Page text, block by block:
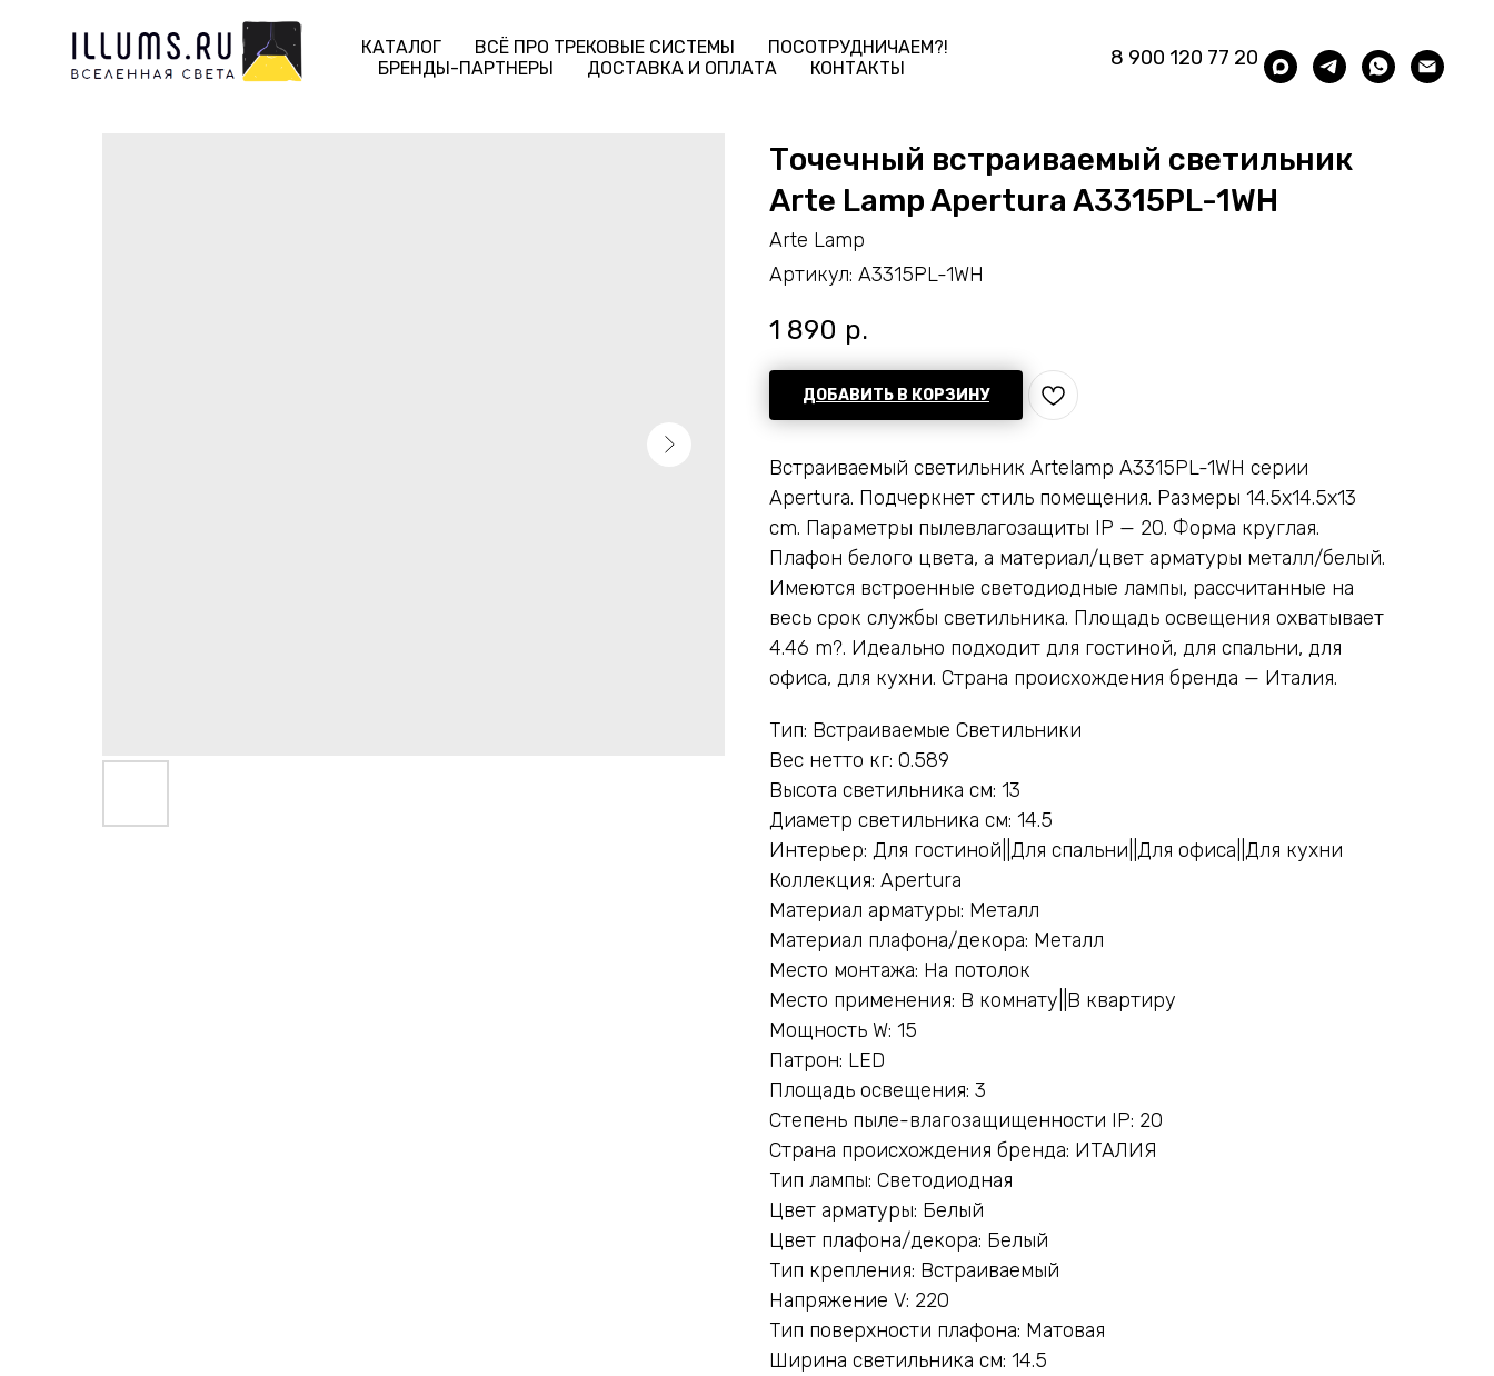
КАТАЛОГ ВСЁ ПРО ТРЕКОВЫЕ СИСТЕМЫ
ПОСОТРУДНИЧАЕМ?!
БРЕНДЫ-ПАРТНЕРЫ
ДОСТАВКА И ОПЛАТА КОНТАКТЫ 8 900 120 77 20
Точечный встраиваемый светильник
Arte Lamp Apertura A3315PL-1WH
Arte Lamp
Артикул: A3315PL-1WH
1 890 р.
ДОБАВИТЬ В КОРЗИНУ
Встраиваемый светильник Artelamp A3315PL-1WH серии
Apertura. Подчеркнет стиль помещения. Размеры 14.5x14.5x13
cm. Параметры пылевлагозащиты IP — 20. Форма круглая.
Плафон белого цвета, а материал/цвет арматуры металл/белый.
Имеются встроенные светодиодные лампы, рассчитанные на
весь срок службы светильника. Площадь освещения охватывает
4.46 m?. Идеально подходит для гостиной, для спальни, для
офиса, для кухни. Страна происхождения бренда — Италия.
Тип: Встраиваемые Светильники
Вес нетто кг: 0.589
Высота светильника см: 13
Диаметр светильника см: 14.5
Интерьер: Для гостиной||Для спальни||Для офиса||Для кухни
Коллекция: Apertura
Материал арматуры: Металл
Материал плафона/декора: Металл
Место монтажа: На потолок
Место применения: В комнату||В квартиру
Мощность W: 15
Патрон: LED
Площадь освещения: 3
Степень пыле-влагозащищенности IP: 20
Страна происхождения бренда: ИТАЛИЯ
Тип лампы: Светодиодная
Цвет арматуры: Белый
Цвет плафона/декора: Белый
Тип крепления: Встраиваемый
Напряжение V: 220
Тип поверхности плафона: Матовая
Ширина светильника см: 14.5